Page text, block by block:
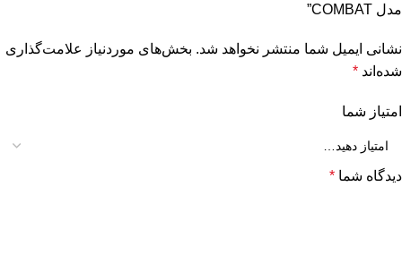
مدل COMBAT”
نشانی ایمیل شما منتشر نخواهد شد. بخش‌های موردنیاز علامت‌گذاری
شده‌اند *
امتیاز شما
دیدگاه شما *